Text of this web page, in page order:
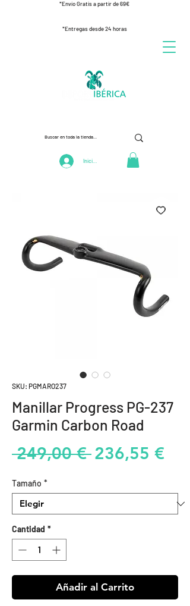
*Envío Gratis a partir de 69€
*Entregas desde 24 horas
Iniciar Sesión
SKU: PGMARO237
Manillar Progress PG-237
Garmin Carbon Road
249,00 € Precio
236,55 €
Tamaño *
Cantidad *
Añadir al Carrito